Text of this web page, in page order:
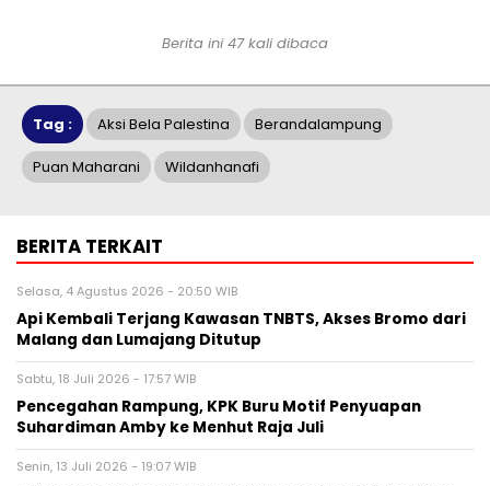
Berita ini 47 kali dibaca
Tag : Aksi Bela Palestina Berandalampung
Puan Maharani Wildanhanafi
BERITA TERKAIT
Selasa, 4 Agustus 2026 - 20:50 WIB
Api Kembali Terjang Kawasan TNBTS, Akses Bromo dari
Malang dan Lumajang Ditutup
Sabtu, 18 Juli 2026 - 17:57 WIB
Pencegahan Rampung, KPK Buru Motif Penyuapan
Suhardiman Amby ke Menhut Raja Juli
Senin, 13 Juli 2026 - 19:07 WIB